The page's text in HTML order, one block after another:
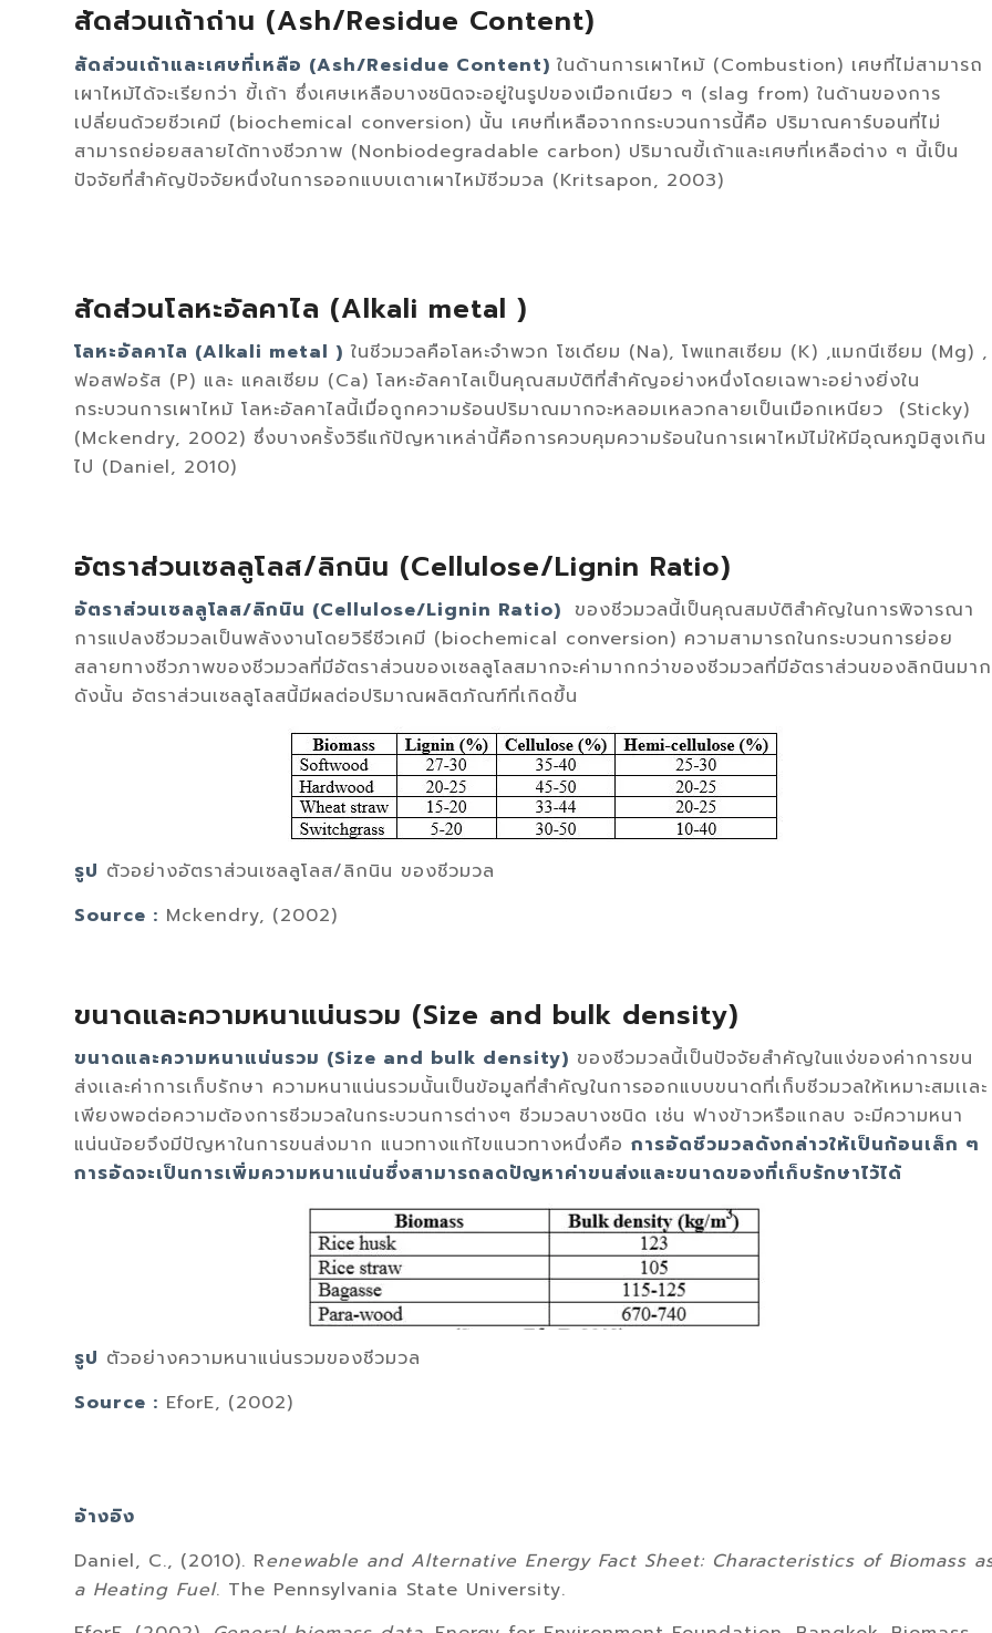
สัดส่วนเถ้าถ่าน (Ash/Residue Content)
สัดส่วนเถ้าและเศษที่เหลือ (Ash/Residue Content)ในด้านการเผาไหม้ (Combustion) เศษที่ไม่สามารถ
เผาไหม้ได้จะเรียกว่า ขี้เถ้า ซึ่งเศษเหลือบางชนิดจะอยู่ในรูปของเมือกเนียว ๆ (slag from) ในด้านของการ
เปลี่ยนด้วยชีวเคมี (biochemical conversion) นั้น เศษที่เหลือจากกระบวนการนี้คือ ปริมาณคาร์บอนที่ไม่
สามารถย่อยสลายได้ทางชีวภาพ (Nonbiodegradable carbon) ปริมาณขี้เถ้าและเศษที่เหลือต่าง ๆ นี้เป็น
ปัจจัยที่สำคัญปัจจัยหนึ่งในการออกแบบเตาเผาไหม้ชีวมวล (Kritsapon, 2003)
สัดส่วนโลหะอัลคาไล (Alkali metal )
โลหะอัลคาไล (Alkali metal ) ในชีวมวลคือโลหะจำพวก โซเดียม (Na), โพแทสเซียม (K) ,แมกนีเซียม (Mg) ,
ฟอสฟอรัส (P) และ แคลเซียม (Ca) โลหะอัลคาไลเป็นคุณสมบัติที่สำคัญอย่างหนึ่งโดยเฉพาะอย่างยิ่งใน
กระบวนการเผาไหม้ โลหะอัลคาไลนี้เมื่อถูกความร้อนปริมาณมากจะหลอมเหลวกลายเป็นเมือกเหนียว (Sticky)
(Mckendry, 2002) ซึ่งบางครั้งวิธีแก้ปัญหาเหล่านี้คือการควบคุมความร้อนในการเผาไหม้ไม่ให้มีอุณหภูมิสูงเกิน
ไป (Daniel, 2010)
อัตราส่วนเซลลูโลส/ลิกนิน (Cellulose/Lignin Ratio)
อัตราส่วนเซลลูโลส/ลิกนิน (Cellulose/Lignin Ratio) ของชีวมวลนี้เป็นคุณสมบัติสำคัญในการพิจารณา
การแปลงชีวมวลเป็นพลังงานโดยวิธีชีวเคมี (biochemical conversion) ความสามารถในกระบวนการย่อย
สลายทางชีวภาพของชีวมวลที่มีอัตราส่วนของเซลลูโลสมากจะค่ามากกว่าของชีวมวลที่มีอัตราส่วนของลิกนินมาก
ดังนั้น อัตราส่วนเซลลูโลสนี้มีผลต่อปริมาณผลิตภัณฑ์ที่เกิดขึ้น
รูป ตัวอย่างอัตราส่วนเซลลูโลส/ลิกนิน ของชีวมวล
Source : Mckendry, (2002)
ขนาดและความหนาแน่นรวม (Size and bulk density)
ขนาดและความหนาแน่นรวม (Size and bulk density) ของชีวมวลนี้เป็นปัจจัยสำคัญในแง่ของค่าการขน
ส่งเเละค่าการเก็บรักษา ความหนาแน่นรวมนั้นเป็นข้อมูลที่สำคัญในการออกแบบขนาดที่เก็บชีวมวลให้เหมาะสมเเละ
เพียงพอต่อความต้องการชีวมวลในกระบวนการต่างๆ ชีวมวลบางชนิด เช่น ฟางข้าวหรือแกลบ จะมีความหนา
แน่นน้อยจึงมีปัญหาในการขนส่งมาก แนวทางแก้ไขแนวทางหนึ่งคือ การอัดชีวมวลดังกล่าวให้เป็นก้อนเล็ก ๆ
การอัดจะเป็นการเพิ่มความหนาแน่นซึ่งสามารถลดปัญหาค่าขนส่งและขนาดของที่เก็บรักษาไว้ได้
รูป ตัวอย่างความหนาแน่นรวมของชีวมวล
Source : EforE, (2002)
อ้างอิง
Daniel, C., (2010). Renewable and Alternative Energy Fact Sheet: Characteristics of Biomass
a Heating Fuel. The Pennsylvania State University.